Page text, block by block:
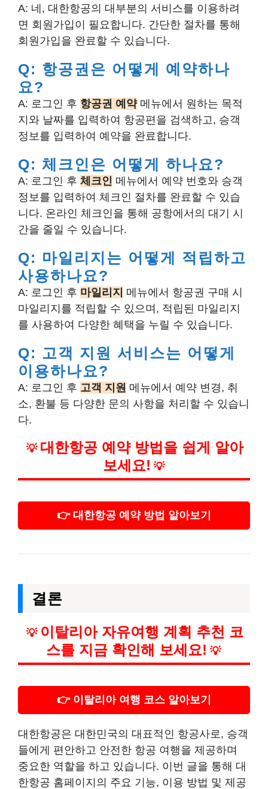
A: 네, 대한항공의 대부분의 서비스를 이용하려
면 회원가입이 필요합니다. 간단한 절차를 통해
회원가입을 완료할 수 있습니다.
Q: 항공권은 어떻게 예약하나
요?
A: 로그인 후 항공권 예약메뉴에서 원하는 목적
지와 날짜를 입력하여 항공편을 검색하고, 승객
정보를 입력하여 예약을 완료합니다.
Q: 체크인은 어떻게 하나요?
A: 로그인 후 체크인 메뉴에서 예약 번호와 승객
정보를 입력하여 체크인 절차를 완료할 수 있습
니다. 온라인 체크인을 통해 공항에서의 대기 시
간을 줄일 수 있습니다.
Q: 마일리지는 어떻게 적립하고
사용하나요?
A: 로그인 후 마일리지 메뉴에서 항공권 구매 시
마일리지를 적립할 수 있으며, 적립된 마일리지
를 사용하여 다양한 혜택을 누릴 수 있습니다.
Q: 고객 지원 서비스는 어떻게
이용하나요?
A: 로그인 후 고객 지원 메뉴에서 예약 변경, 취
소, 환불 등 다양한 문의 사항을 처리할 수 있습니
다.
💡 대한항공 예약 방법을 쉽게 알아
보세요! 💡
👉 대한항공 예약 방법 알아보기
결론
💡 이탈리아 자유여행 계획 추천 코
스를 지금 확인해 보세요! 💡
👉 이탈리아 여행 코스 알아보기
대한항공은 대한민국의 대표적인 항공사로, 승객
들에게 편안하고 안전한 항공 여행을 제공하며
중요한 역할을 하고 있습니다. 이번 글을 통해 대
한항공 홈페이지의 주요 기능, 이용 방법 및 제공